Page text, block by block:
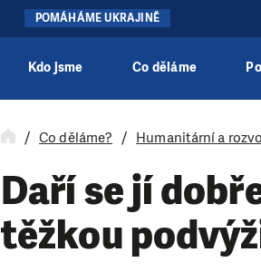
POMÁHÁME UKRAJINĚ
Kdo jsme Co děláme
Co děláme? Humanitární a
Daří se jí
těžkou